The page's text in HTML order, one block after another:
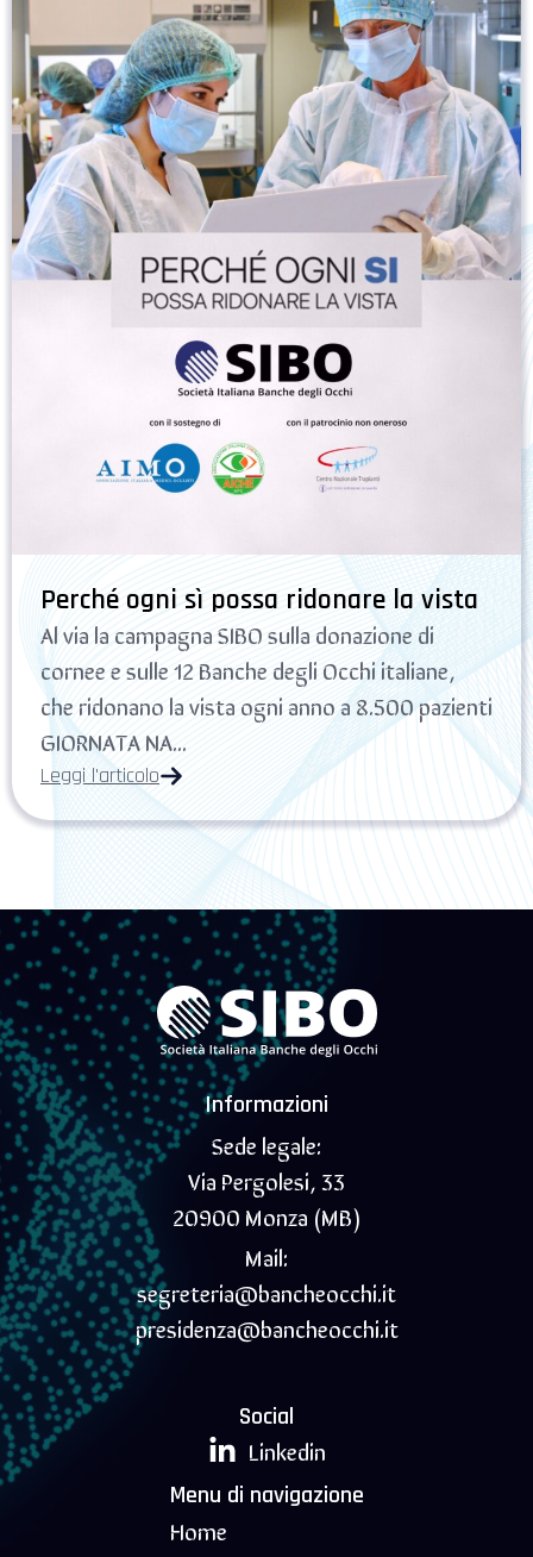
Perché ogni sì possa ridonare la vista
Al via la campagna SIBO sulla donazione di
cornee e sulle 12 Banche degli Occhi italiane,
che ridonano la vista ogni anno a 8.500 pazienti
GIORNATA NA...
Leggi l'articolo
Informazioni
Sede legale:
Via Pergolesi, 33
20900 Monza (MB)
Mail:
segreteria@bancheocchi.it
presidenza@bancheocchi.it
Social
Linkedin
Menu di navigazione
Home